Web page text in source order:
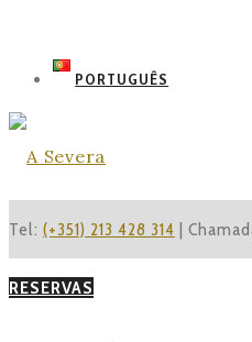
PORTUGUÊS
Tel: (+351) 213 428 314 |
RESERVAS